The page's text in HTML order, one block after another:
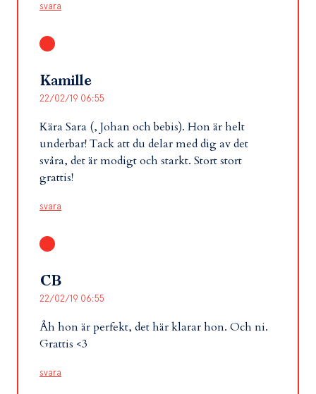
svara
Kamille
22/02/19 06:55
Kära Sara (, Johan och bebis). Hon är helt
underbar! Tack att du delar med dig av det
svåra, det är modigt och starkt. Stort stort
grattis!
svara
CB
22/02/19 06:55
Åh hon är perfekt, det här klarar hon. Och ni.
Grattis <3
svara